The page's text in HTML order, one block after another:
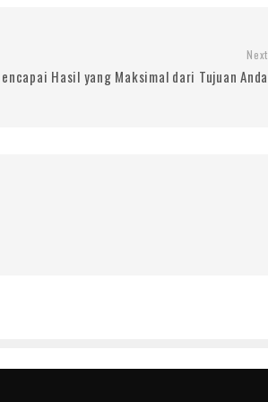
Next
Hasil yang Maksimal dari Tujuan Anda